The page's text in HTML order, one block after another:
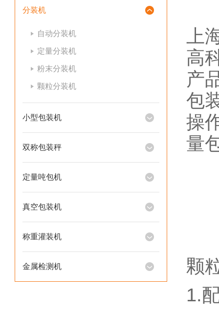
分装机
自动分装机
定量分装机
粉末分装机
颗粒分装机
小型包装机
双称包装秤
定量吨包机
真空包装机
称重灌装机
金属检测机
上
高
产
包
操
量
颗
1.